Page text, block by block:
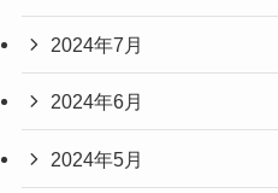
2024年7月
2024年6月
2024年5月